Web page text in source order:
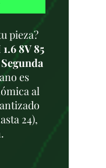
pieza?
8V 85
es
al
24),